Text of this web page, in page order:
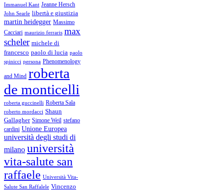
Immanuel Kant Jeanne Hersch
John Searle libertà e giustizia
martin heidegger Massimo
Cacciari maurizio ferraris max
scheler michele di
francesco paolo di lucia paolo
spinicci persona Phenomenology
and Mind roberta
de monticelli
roberta guccinelli Roberta Sala
roberto mordacci Shaun
Gallagher Simone Weil stefano
cardini Unione Europea
università degli studi di
milano università
vita-salute san
raffaele Università Vita-
Salute San Raffalele Vincenzo